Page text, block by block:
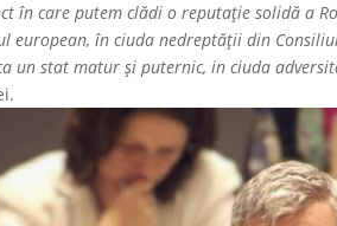
în care putem clădi o reputaţie solidă a
european, în ciuda nedreptăţii din
un stat matur şi puternic, in ciuda